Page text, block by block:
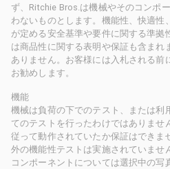
ず、Ritchie Bros.は機械やそのコンポ
わないものとします。機能性、快適性
が定める安全基準や要件に関する準拠
は商品性に関する表明や保証も含まれ
ありません。お客様には入札される前
お勧めします。
機能
機械は負荷の下でのテスト、または利
てのテストを行ったわけではありませ
従って動作されていたか保証はできま
外の機能性テストは実施されていませ
コンポーネントについては選択中の写